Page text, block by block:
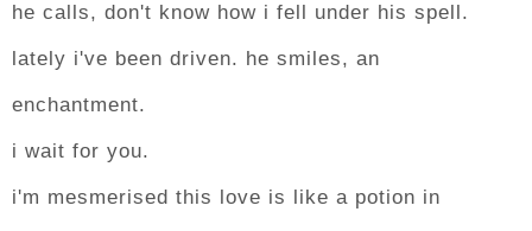
he calls, don't know how i fell under his spell.
lately i've been driven. he smiles, an
enchantment.
i wait for you.
i'm mesmerised this love is like a potion in